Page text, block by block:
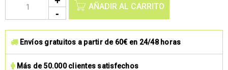
AÑADIR AL CARRITO
Envíos gratuitos a partir de 60€ en 24/48 horas
Más de 50.000 clientes satisfechos